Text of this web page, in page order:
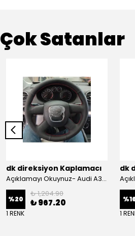
Çok Satanlar
dk direksiyon Kaplamacı
Açıklamayı Okuynuz- Audi A3 Sportback Araca Özel Direksiyon Kılıfı Kırmızı Ipli
%20
₺ 1,204.90
₺ 967.20
1 RENK
dk
%
1